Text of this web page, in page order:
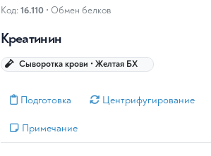
Код:16.110• Обмен белков
Креатинин
Сыворотка крови • Желтая БХ
Подготовка Центрифугирование
Примечание